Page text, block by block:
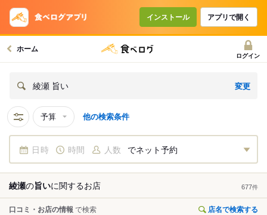
インストール アプリで開く
ホーム
ログイン
綾瀬 旨い 変更
予算 他の検索条件
日時 時間 人数 でネット予約
綾瀬の旨いに関するお店 677件
口コミ・お店の情報 で検索 店名で検索する